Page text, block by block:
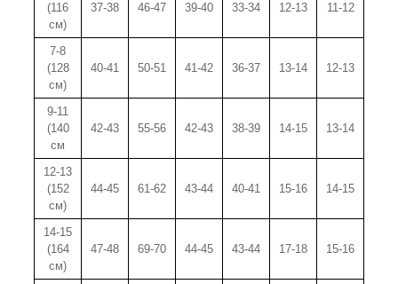
(116
см)
37-38 46-47 39-40 33-34 12-13 11-12
7-8
(128
см)
40-41 50-51 41-42 36-37 13-14 12-13
9-11
(140
см
42-43 55-56 42-43 38-39 14-15 13-14
12-13
(152
см)
44-45 61-62 43-44 40-41 15-16 14-15
14-15
(164
см)
47-48 69-70 44-45 43-44 17-18 15-16